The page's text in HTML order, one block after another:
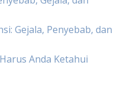
Gejala, Penyebab, dan
Anda Ketahui